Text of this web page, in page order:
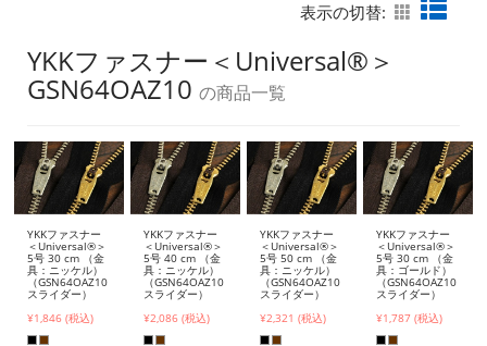
表示の切替:
YKKファスナー＜Universal®＞
GSN64OAZ10 の商品一覧
YKKファスナー
＜Universal®＞
5号 30 cm （金
具：ニッケル）
（GSN64OAZ10
スライダー）
¥1,846 (税込)
YKKファスナー
＜Universal®＞
5号 40 cm （金
具：ニッケル）
（GSN64OAZ10
スライダー）
¥2,086 (税込)
YKKファスナー
＜Universal®＞
5号 50 cm （金
具：ニッケル）
（GSN64OAZ10
スライダー）
¥2,321 (税込)
YKKファスナー
＜Universal®＞
5号 30 cm （金
具：ゴールド）
（GSN64OAZ10
スライダー）
¥1,787 (税込)